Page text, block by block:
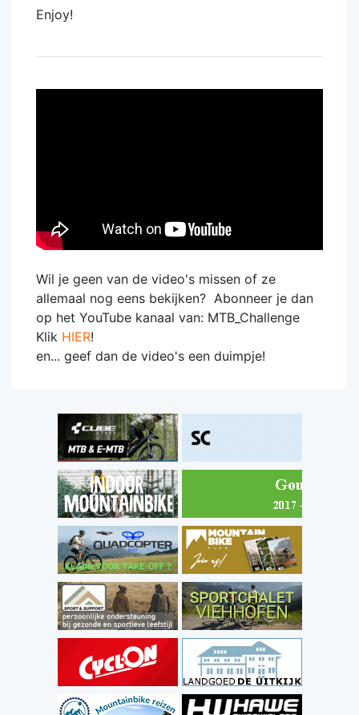
Enjoy!
Wil je geen van de video's missen of ze
allemaal nog eens bekijken? Abonneer je dan
op het YouTube kanaal van: MTB_Challenge
Klik HIER!
en... geef dan de video's een duimpje!